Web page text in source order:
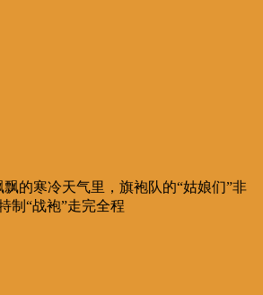
的寒冷天气里，旗袍队的“姑娘们”非
制“战袍”走完全程